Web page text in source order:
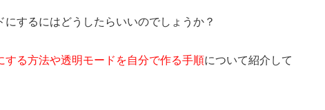
するにはどうしたらいいのでしょうか？
する方法や透明モードを自分で作る手順について紹介して